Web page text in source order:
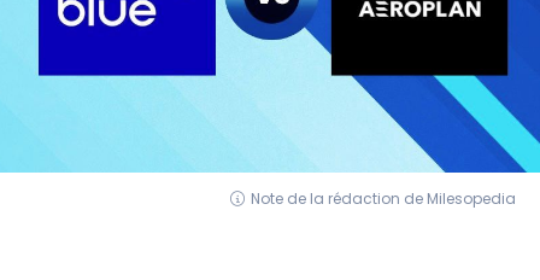
Note de la rédaction de Milesopedia